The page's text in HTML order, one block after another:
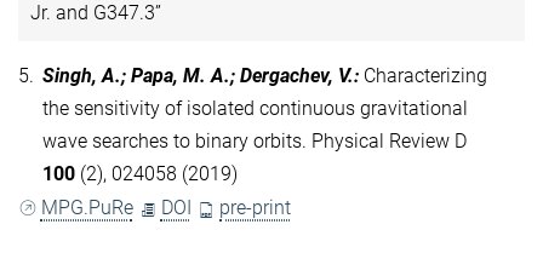
Jr. and G347.3”
5. Singh, A.; Papa, M. A.; Dergachev, V.: Characterizing
the sensitivity of isolated continuous gravitational
wave searches to binary orbits. Physical Review D
100 (2), 024058 (2019)
MPG.PuRe
DOI pre-print